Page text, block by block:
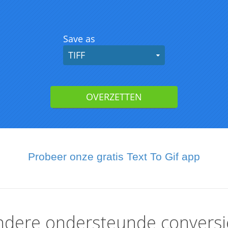
Probeer onze gratis Text To Gif app
ondersteunde